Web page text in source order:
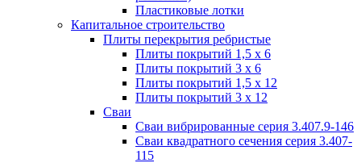
Пластиковые лотки
Капитальное строительство
Плиты перекрытия ребристые
Плиты покрытий 1,5 x 6
Плиты покрытий 3 x 6
Плиты покрытий 1,5 x 12
Плиты покрытий 3 x 12
Сваи
Сваи вибрированные серия 3.407.9-146
Сваи квадратного сечения серия 3.407-
115